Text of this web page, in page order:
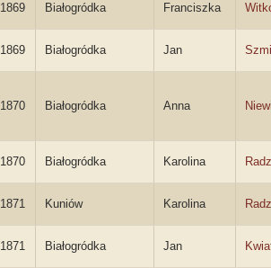
1869 Białogródka Franciszka
1869 Białogródka Jan
1870 Białogródka Anna
1870 Białogródka Karolina
1871 Kuniów Karolina
1871 Białogródka Jan